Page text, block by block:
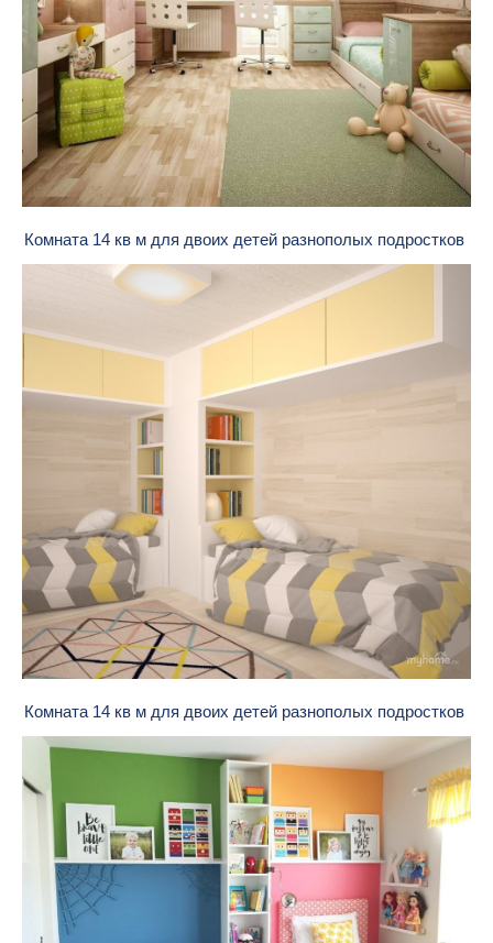
Комната 14 кв м для двоих детей разнополых подростков
Комната 14 кв м для двоих детей разнополых подростков